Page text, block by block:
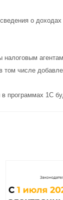
о
налоговым
том числе
1С